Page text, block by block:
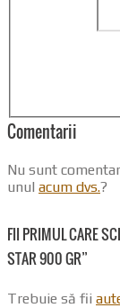
Comentarii
Nu sunt
unul acum dvs.?
FII PRIMUL CARE
STAR 900 GR”
Trebuie să fii